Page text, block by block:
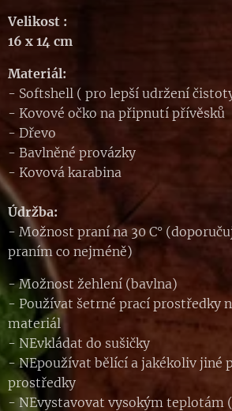
Velikost :
16 x 14 cm
Materiál:
- Softshell ( pro lepší udržení
- Kovové očko na připnutí přívěsků
- Dřevo
- Bavlněné provázky
- Kovová karabina
Údržba:
- Možnost praní na 30 C°
praním co nejméně)
- Možnost žehlení (bavlna)
- Používat šetrné prací prostředky
materiál
- NEvkládat do sušičky
- NEpoužívat bělící a jakékoliv jiné
prostředky
- NEvystavovat vysokým teplotám